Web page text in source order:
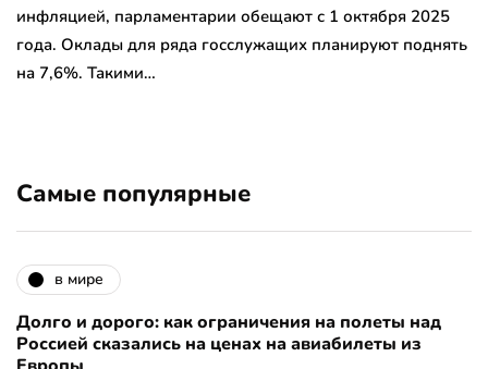
инфляцией, парламентарии обещают с 1 октября 2025
года. Оклады для ряда госслужащих планируют поднять
на 7,6%. Такими…
Самые популярные
в мире
Долго и дорого: как ограничения на полеты над
Россией сказались на ценах на авиабилеты из